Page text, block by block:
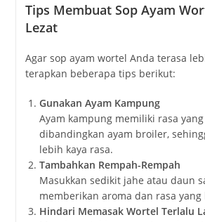
Tips Membuat Sop Ayam
Lezat
Agar sop ayam wortel Anda terasa
terapkan beberapa tips berikut:
Gunakan Ayam Kampung
Ayam kampung memiliki rasa
dibandingkan ayam broiler,
lebih kaya rasa.
Tambahkan Rempah-Rempah
Masukkan sedikit jahe atau daun
memberikan aroma dan rasa
Hindari Memasak Wortel Terlalu